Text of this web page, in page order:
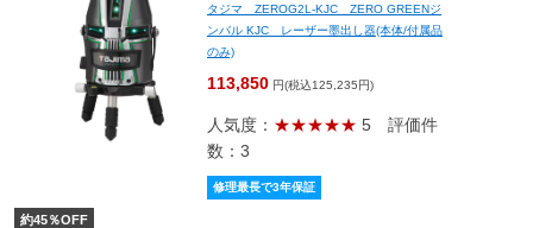
タジマ ZEROG2L-KJC ZERO GREENジ
ンバル KJC レーザー墨出し器(本体/付属品
のみ)
113,850 円(税込125,235円)
人気度： ★★★★★ 5 評価件
数：3
修理最長で3年保証
約45％OFF